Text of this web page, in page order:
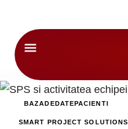
BAZADEDATEPACIENTI
SMART PROJECT SOLUTIONS